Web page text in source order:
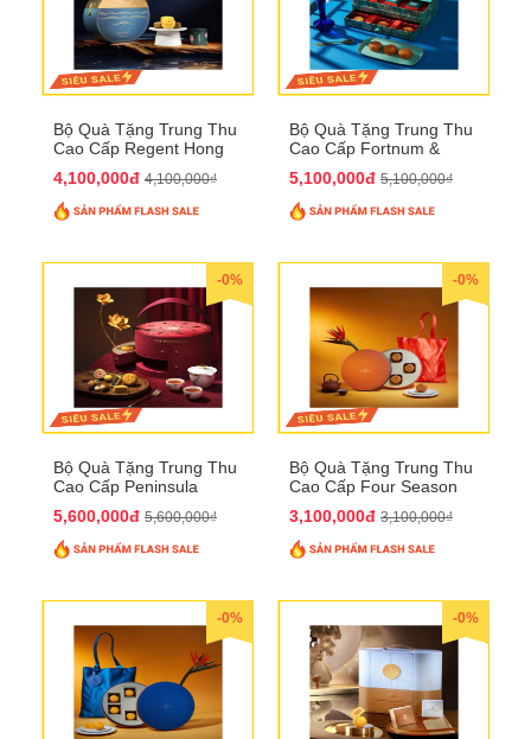
Bộ Quà Tặng Trung Thu
Cao Cấp Regent Hong
4,100,000đ 4,100,000₫
Bộ Quà Tặng Trung Thu
Cao Cấp Fortnum &
5,100,000đ 5,100,000₫
-0%
Bộ Quà Tặng Trung Thu
Cao Cấp Peninsula
5,600,000đ 5,600,000₫
-0%
Bộ Quà Tặng Trung Thu
Cao Cấp Four Season
3,100,000đ 3,100,000₫
-0% -0%